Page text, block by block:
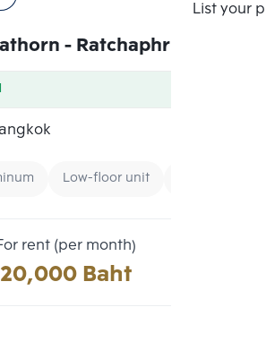
List your
- Ratchaphruek
Low-floor unit
rent (per month)
20,000 Baht